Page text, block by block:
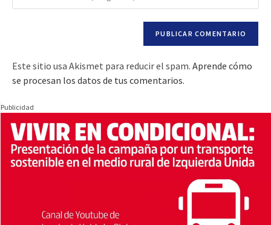
Este sitio usa Akismet para reducir el spam. Aprende cómo
se procesan los datos de tus comentarios.
Publicidad